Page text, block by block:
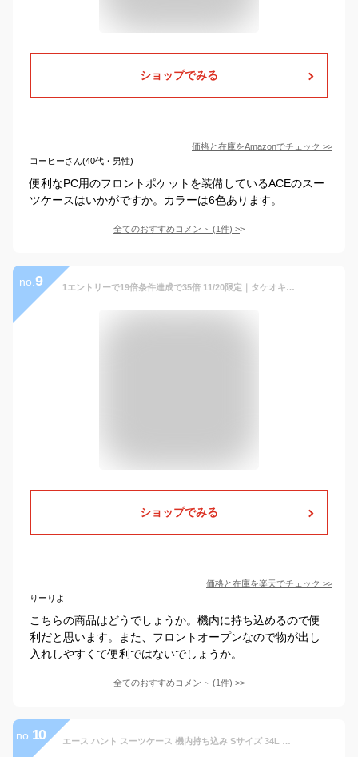
ショップでみる
価格と在庫をAmazonでチェック >>
コーヒーさん(40代・男性)
便利なPC用のフロントポケットを装備しているACEのスー
ツケースはいかがですか。カラーは6色あります。
全てのおすすめコメント (1件) >
no. 9 1エントリーで19倍条件達成で35倍 11/20限定｜タケオキクチ スーツケース TAKEO KIKUCHI CITY BLACK Sサイズ 機内持ち込み キャリーケース 32L 1泊 2泊 フロントオープン TSA PC収納 ストッパー 抗菌 ビジネス 出張 旅行 CTY002A
ショップでみる
価格と在庫を楽天でチェック >>
りーりよ
こちらの商品はどうでしょうか。機内に持ち込めるので便
利だと思います。また、フロントオープンなので物が出し
入れしやすくて便利ではないでしょうか。
全てのおすすめコメント (1件) >
no. 10 エース ハント スーツケース 機内持ち込み Sサイズ 34L フロントオープン ストッパー付き 05744 1〜2泊用 TSA ハント マイン キャリーケース キャリーバッグ 旅行用品 旅行かばん レディース 女性 おしゃれ かわいい キャスターカバー付き